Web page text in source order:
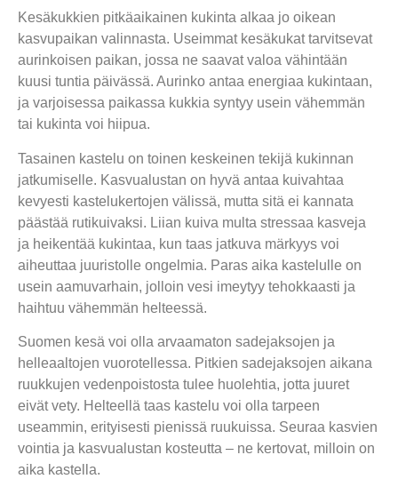
Kesäkukkien pitkäaikainen kukinta alkaa jo oikean
kasvupaikan valinnasta. Useimmat kesäkukat tarvitsevat
aurinkoisen paikan, jossa ne saavat valoa vähintään
kuusi tuntia päivässä. Aurinko antaa energiaa kukintaan,
ja varjoisessa paikassa kukkia syntyy usein vähemmän
tai kukinta voi hiipua.
Tasainen kastelu on toinen keskeinen tekijä kukinnan
jatkumiselle. Kasvualustan on hyvä antaa kuivahtaa
kevyesti kastelukertojen välissä, mutta sitä ei kannata
päästää rutikuivaksi. Liian kuiva multa stressaa kasveja
ja heikentää kukintaa, kun taas jatkuva märkyys voi
aiheuttaa juuristolle ongelmia. Paras aika kastelulle on
usein aamuvarhain, jolloin vesi imeytyy tehokkaasti ja
haihtuu vähemmän helteessä.
Suomen kesä voi olla arvaamaton sadejaksojen ja
helleaaltojen vuorotellessa. Pitkien sadejaksojen aikana
ruukkujen vedenpoistosta tulee huolehtia, jotta juuret
eivät vety. Helteellä taas kastelu voi olla tarpeen
useammin, erityisesti pienissä ruukuissa. Seuraa kasvien
vointia ja kasvualustan kosteutta – ne kertovat, milloin on
aika kastella.